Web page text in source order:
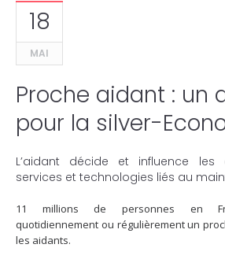
18
MAI
Proche aidant : un
pour la silver-
L’aidant décide et influence
services et technologies liés au
11 millions de personnes en
quotidiennement ou régulièrement un
les aidants.